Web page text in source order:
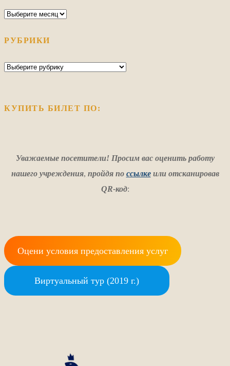
Архив
РУБРИКИ
Рубрики
КУПИТЬ БИЛЕТ ПО:
Уважаемые посетители! Просим вас оценить работу
нашего учреждения, пройдя по ссылкеили отсканировав
QR-код:
Оцени условия предоставления услуг
Виртуальный тур (2019 г.)